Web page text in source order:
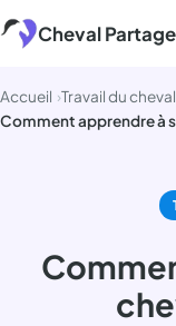
Aller
au
Cheval Partage
Accueil Travail du cheval
Comment apprendre à